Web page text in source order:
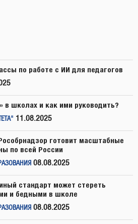
по работе с ИИ для педагогов
в школах и как ими руководить?
11.08.2025
готовит масштабные
по всей России
08.08.2025
стандарт может стереть
и бедными в школе
08.08.2025